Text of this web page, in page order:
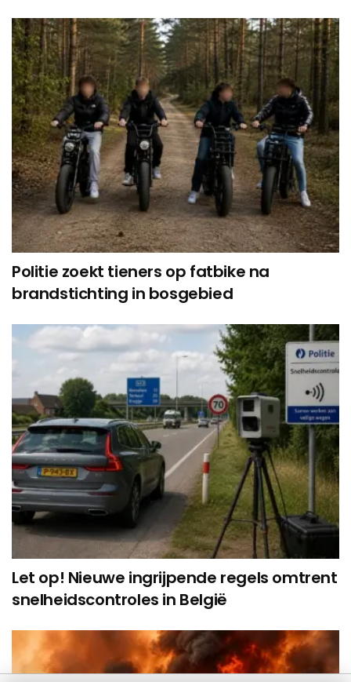
Politie zoekt tieners op fatbike na
brandstichting in bosgebied
Let op! Nieuwe ingrijpende regels omtrent
snelheidscontroles in België